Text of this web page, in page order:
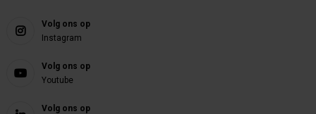
Volg ons op
Instagram
Volg ons op
Youtube
Volg ons op